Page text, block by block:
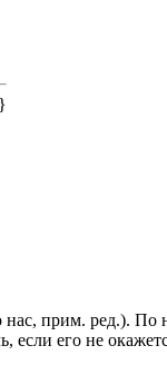
нас, прим. ред.).
если его не